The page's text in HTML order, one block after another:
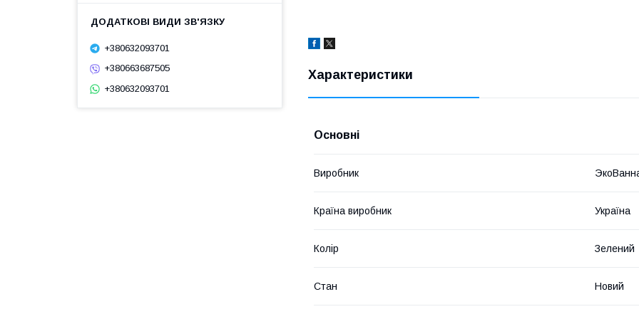
Характеристики
Основні
Виробник
Країна виробник Україна
Колір Зелений
Стан Новий
+380632093701
+380663687505
+380632093701